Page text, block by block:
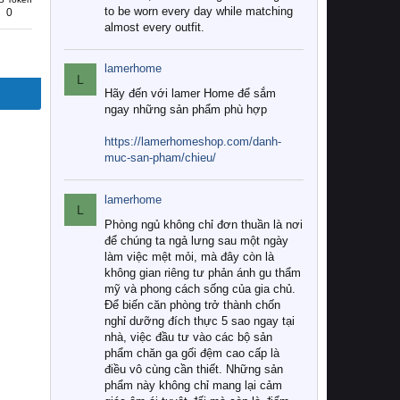
0
to be worn every day while matching
almost every outfit.
L
lamerhome
Hãy đến với lamer Home để sắm
ngay những sản phẩm phù hợp
https://lamerhomeshop.com/danh-
muc-san-pham/chieu/
L
lamerhome
Phòng ngủ không chỉ đơn thuần là nơi
để chúng ta ngả lưng sau một ngày
làm việc mệt mỏi, mà đây còn là
không gian riêng tư phản ánh gu thẩm
mỹ và phong cách sống của gia chủ.
Để biến căn phòng trở thành chốn
nghỉ dưỡng đích thực 5 sao ngay tại
nhà, việc đầu tư vào các bộ sản
phẩm chăn ga gối đệm cao cấp là
điều vô cùng cần thiết. Những sản
phẩm này không chỉ mang lại cảm